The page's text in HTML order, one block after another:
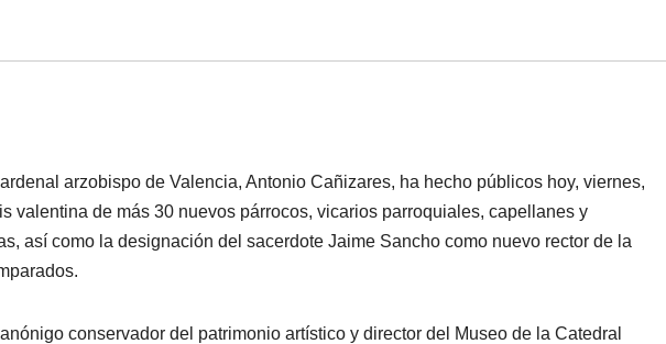
arzobispo de Valencia, Antonio Cañizares, ha hecho públicos hoy, viernes,
valentina de más 30 nuevos párrocos, vicarios parroquiales, capellanes y
así como la designación del sacerdote Jaime Sancho como nuevo rector de la
conservador del patrimonio artístico y director del Museo de la Catedral